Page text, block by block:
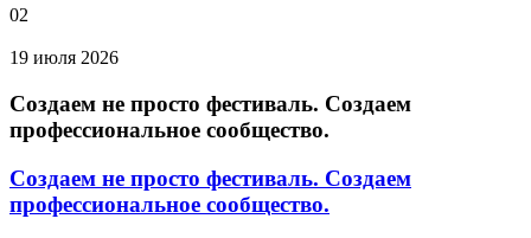
02
19 июля 2026
Создаем не просто фестиваль. Создаем
профессиональное сообщество.
Создаем не просто фестиваль. Создаем
профессиональное сообщество.